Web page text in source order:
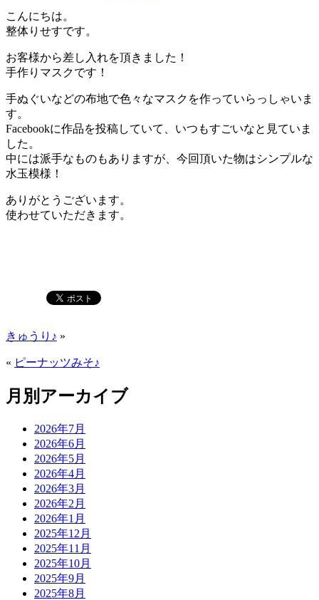
こんにちは。
整体りせすです。
お客様から差し入れを頂きました！
手作りマスクです！
手ぬぐいなどの布地で色々なマスクを作っていらっしゃいま
す。
Facebookに作品を投稿していて、いつもすごいなと見ていま
した。
中には派手なものもありますが、今回頂いた物はシンプルな
水玉模様！
ありがとうございます。
使わせていただきます。
きゅうり♪ »
« ピーナッツみそ♪
月別アーカイブ
2026年7月
2026年6月
2026年5月
2026年4月
2026年3月
2026年2月
2026年1月
2025年12月
2025年11月
2025年10月
2025年9月
2025年8月